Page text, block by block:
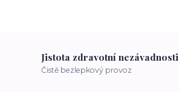
Jistota zdravotní nezávadnosti
Čistě bezlepkový provoz